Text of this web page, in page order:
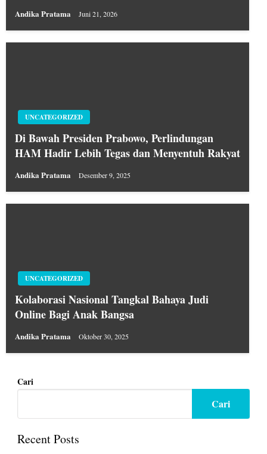
Andika Pratama Juni 21, 2026
UNCATEGORIZED
Di Bawah Presiden Prabowo, Perlindungan
HAM Hadir Lebih Tegas dan Menyentuh Rakyat
Andika Pratama Desember 9, 2025
UNCATEGORIZED
Kolaborasi Nasional Tangkal Bahaya Judi
Online Bagi Anak Bangsa
Andika Pratama Oktober 30, 2025
Cari
Cari
Recent Posts